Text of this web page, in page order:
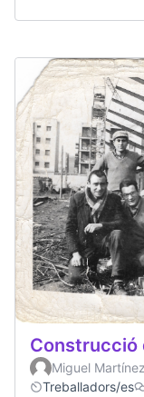
Construcció
Miguel
Treballadors/es